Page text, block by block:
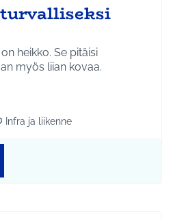
heikko. Se pitäisi
myös liian kovaa.
Etelä-Tuusulan kylät
tulokset teeman mukaan: Infra ja
Infra ja liikenne